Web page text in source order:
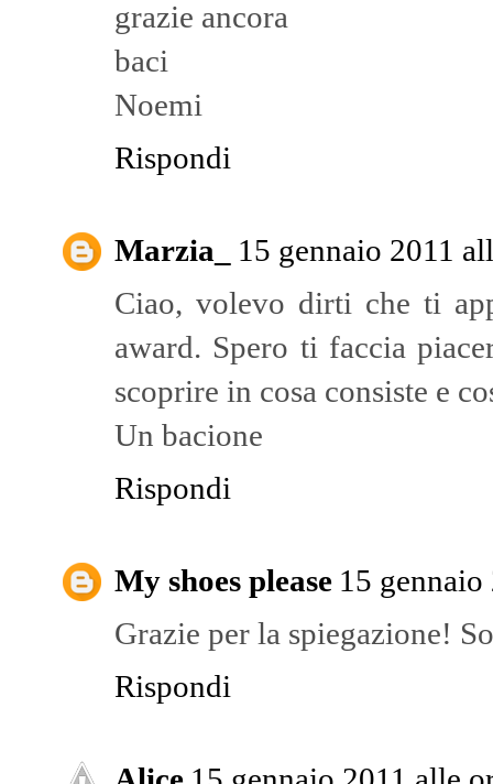
grazie ancora
baci
Noemi
Rispondi
Marzia_
15 gennaio 2011
Ciao, volevo dirti che ti
award. Spero ti faccia
scoprire in cosa consiste e
Un bacione
Rispondi
My shoes please 15
Grazie per la spiegazione!
Rispondi